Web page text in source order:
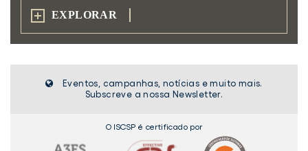
EXPLORAR
Eventos, campanhas, notícias e muito mais.
Subscreve a nossa Newsletter.
O ISCSP é certificado por